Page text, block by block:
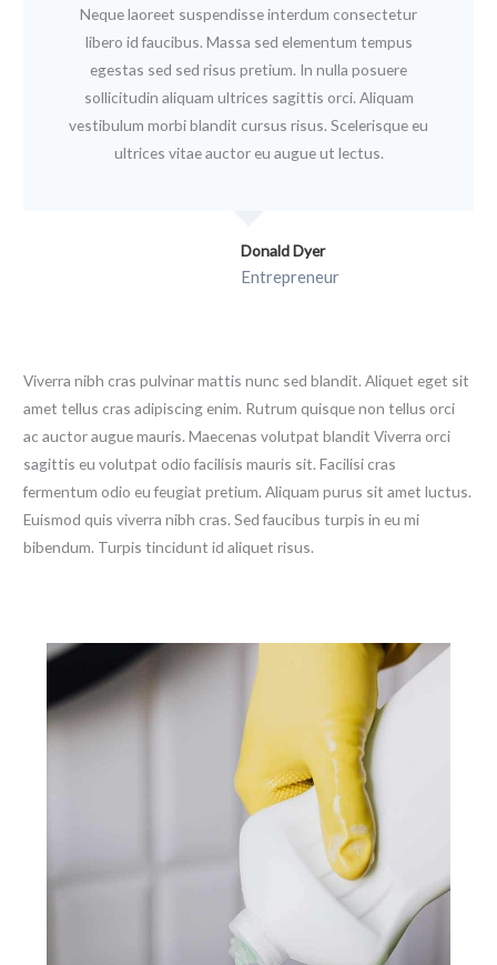
Neque laoreet suspendisse interdum consectetur
libero id faucibus. Massa sed elementum tempus
egestas sed sed risus pretium. In nulla posuere
sollicitudin aliquam ultrices sagittis orci. Aliquam
vestibulum morbi blandit cursus risus. Scelerisque eu
ultrices vitae auctor eu augue ut lectus.
Donald Dyer
Entrepreneur
Viverra nibh cras pulvinar mattis nunc sed blandit. Aliquet eget sit
amet tellus cras adipiscing enim. Rutrum quisque non tellus orci
ac auctor augue mauris. Maecenas volutpat blandit Viverra orci
sagittis eu volutpat odio facilisis mauris sit. Facilisi cras
fermentum odio eu feugiat pretium. Aliquam purus sit amet luctus.
Euismod quis viverra nibh cras. Sed faucibus turpis in eu mi
bibendum. Turpis tincidunt id aliquet risus.